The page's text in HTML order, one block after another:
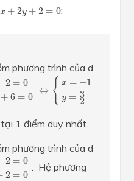
x + 2y + 2 = 0
+2 y +2 = 0 ;
phương trình của d
2 = 0
+ 6 = 0
⇔ { x = −1
y = 3
2
3 +6 =0 −
1 điểm duy nhất.
phương trình của d
2 = 0
2 = 0
0x+ 2y+2=0
. Hệ phương